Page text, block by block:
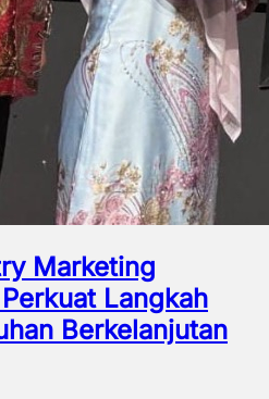
Marketing
Langkah
Berkelanjutan